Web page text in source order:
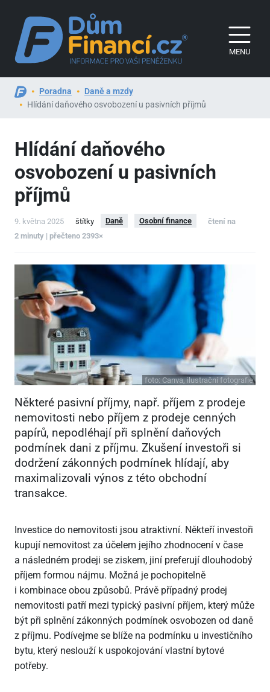
MENU
Poradna
Daně a mzdy
Hlídání daňového osvobození u pasivních příjmů
Hlídání daňového
osvobození u pasivních
příjmů
9. května 2025 štítky Daně Osobní finance
čtení na
2 minuty | přečteno 2393×
foto: Canva, ilustrační fotografie
Některé pasivní příjmy, např. příjem z prodeje
nemovitosti nebo příjem z prodeje cenných
papírů, nepodléhají při splnění daňových
podmínek dani z příjmu. Zkušení investoři si
dodržení zákonných podmínek hlídají, aby
maximalizovali výnos z této obchodní
transakce.
Investice do nemovitosti jsou atraktivní. Někteří investoři
kupují nemovitost za účelem jejího zhodnocení v čase
a následném prodeji se ziskem, jiní preferují dlouhodobý
příjem formou nájmu. Možná je pochopitelně
i kombinace obou způsobů. Právě případný prodej
nemovitosti patří mezi typický pasivní příjem, který může
být při splnění zákonných podmínek osvobozen od daně
z příjmu. Podívejme se blíže na podmínku u investičního
bytu, který neslouží k uspokojování vlastní bytové
potřeby.